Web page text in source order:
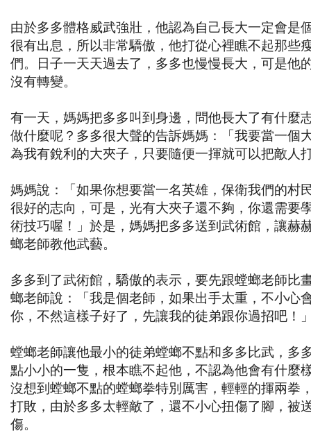
由於多多體格威武強壯，他認為自己長大一定會是
很有出息，所以非常驕傲，他打從心裡瞧不起那些
們。日子一天天過去了，多多也慢慢長大，可是他
沒有轉變。
有一天，媽媽把多多叫到身邊，問他長大了有什麼
做什麼呢？多多很大聲的告訴媽媽：「我要當一個
為我有銳利的大夾子，只要隨便一揮就可以把敵人
媽媽說：「如果你想要當一名英雄，保衛我們的村
很好的志向，可是，光有大夾子還不夠，你還需要
術技巧喔！」於是，媽媽把多多送到武術館，讓赫
螂老師教他武藝。
多多到了武術館，驕傲的表示，要先跟螳螂老師比
螂老師說：「我是個老師，如果出手太重，不小心
你，不然這樣子好了，先讓我的徒弟跟你過招吧！
螳螂老師讓他最小的徒弟螳螂不點和多多比武，多
點小小的一隻，根本瞧不起他，不認為他會有什麼
沒想到螳螂不點的螳螂拳特別厲害，輕輕的揮兩拳
打敗，由於多多太輕敵了，還不小心扭傷了腳，被
傷。